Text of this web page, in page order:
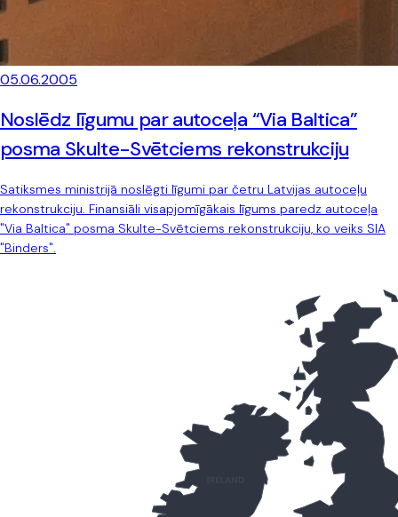
05.06.2005
Noslēdz līgumu par autoceļa “Via Baltica”
posma Skulte-Svētciems rekonstrukciju
Satiksmes ministrijā noslēgti līgumi par četru Latvijas autoceļu
rekonstrukciju. Finansiāli visapjomīgākais līgums paredz autoceļa
"Via Baltica" posma Skulte-Svētciems rekonstrukciju, ko veiks SIA
"Binders".